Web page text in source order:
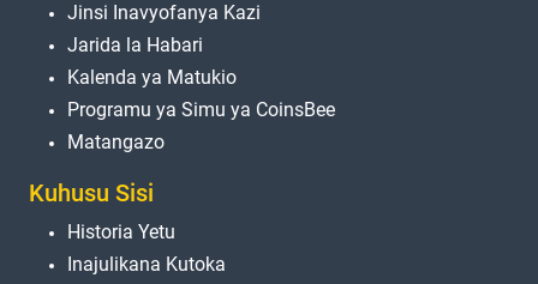
Jinsi Inavyofanya Kazi
Jarida la Habari
Kalenda ya Matukio
Programu ya Simu ya CoinsBee
Matangazo
Kuhusu Sisi
Historia Yetu
Inajulikana Kutoka